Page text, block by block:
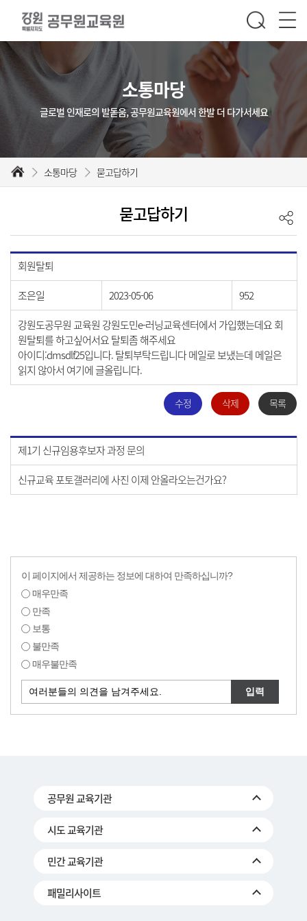
소통마당
글로벌 인재로의 발돋움, 공무원교육원에서 한발 더 다가서세요
소통마당 묻고답하기
묻고답하기
회원탈퇴
조은일
2023-05-06
952
강원도공무원 교육원 강원도민e-러닝교육센터에서 가입했는데요 회
원탈퇴를 하고싶어서요 탈퇴좀 해주세요
아이디:dmsdlf25입니다. 탈퇴부탁드립니다 메일로 보냈는데 메일은
읽지 않아서 여기에 글올립니다.
수정 삭제 목록
제1기 신규임용후보자 과정 문의
신규교육 포토갤러리에 사진 이제 안올라오는건가요?
이 페이지에서 제공하는 정보에 대하여 만족하십니까?
매우만족
만족
보통
불만족
매우불만족
공무원 교육기관
시도 교육기관
민간 교육기관
패밀리사이트